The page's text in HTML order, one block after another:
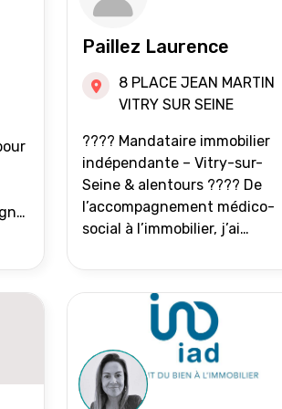
Paillez Laurence
8 PLACE JEAN MARTIN
VITRY SUR SEINE
???? Mandataire immobilier
indépendante – Vitry-sur-
Seine & alentours ???? De
l’accompagnement médico-
social à l’immobilier, j’ai
gens à avancer sereinement.
Aujourd’hui, j’accompagne
mes clients avec franchise,
écoute et énergie pour
vendre ou acheter leur bien
immobilier. ???? 300 familles
accompagnées en 8 ans, 90 %